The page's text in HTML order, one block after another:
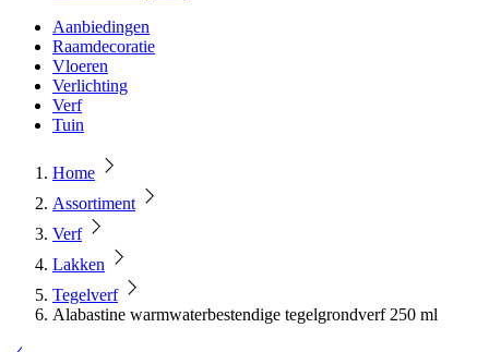
Aanbiedingen
Raamdecoratie
Vloeren
Verlichting
Verf
Tuin
Home
Assortiment
Verf
Lakken
Tegelverf
Alabastine warmwaterbestendige tegelgrondverf 250 ml